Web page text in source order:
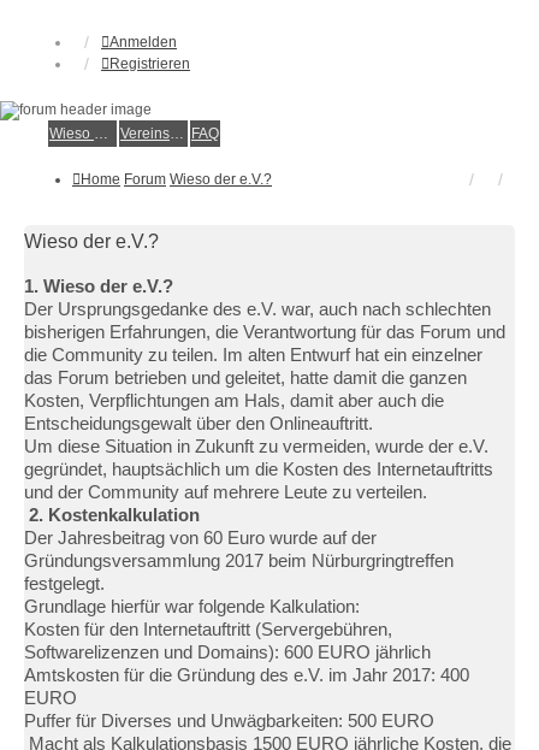
Anmelden
Registrieren
Wieso der e.V.? Vereinsmitglied werden FAQ
Home Forum Wieso der e.V.?
Wieso der e.V.?
1. Wieso der e.V.?
Der Ursprungsgedanke des e.V. war, auch nach schlechten
bisherigen Erfahrungen, die Verantwortung für das Forum und
die Community zu teilen. Im alten Entwurf hat ein einzelner
das Forum betrieben und geleitet, hatte damit die ganzen
Kosten, Verpflichtungen am Hals, damit aber auch die
Entscheidungsgewalt über den Onlineauftritt.
Um diese Situation in Zukunft zu vermeiden, wurde der e.V.
gegründet, hauptsächlich um die Kosten des Internetauftritts
und der Community auf mehrere Leute zu verteilen.
2. Kostenkalkulation
Der Jahresbeitrag von 60 Euro wurde auf der
Gründungsversammlung 2017 beim Nürburgringtreffen
festgelegt.
Grundlage hierfür war folgende Kalkulation:
Kosten für den Internetauftritt (Servergebühren,
Softwarelizenzen und Domains): 600 EURO jährlich
Amtskosten für die Gründung des e.V. im Jahr 2017: 400
EURO
Puffer für Diverses und Unwägbarkeiten: 500 EURO
Macht als Kalkulationsbasis 1500 EURO jährliche Kosten, die